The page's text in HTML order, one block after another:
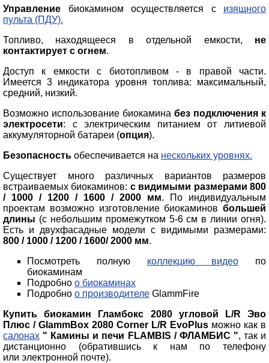
Управление биокамином осуществляется с изящного
пульта (ПДУ).
Топливо, находящееся в отдельной емкости, не
контактирует с огнем.
Доступ к емкости с биотопливом - в правой части.
Имеется 3 индикатора уровня топлива: максимальный,
средний, низкий.
Возможно использование биокамина без подключения к
электросети: с электрическим питанием от литиевой
аккумуляторной батареи (опция).
Безопасность обеспечивается на нескольких уровнях.
Существует много различных вариантов размеров
встраиваемых биокаминов: c видимыми размерами 800
/ 1000 / 1200 / 1600 / 2000 мм. По индивидуальным
проектам возможно изготовление биокаминов большей
длины (с небольшим промежутком 5-6 см в линии огня).
Есть и двухфасадные модели с видимыми размерами:
800 / 1000 / 1200 / 1600/ 2000 мм.
Посмотреть полную коллекцию видео по
биокаминам
Подробно о биокаминах
Подробно о производителе GlammFire
Купить биокамин Гламбокс 2080 угловой L/R Эво
Плюс / GlammBox 2080 Corner L/R EvoPlus можно как в
салонах " Камины и печи FLAMBIS / ФЛАМБИС ", так и
дистанционно (обратившись к нам по телефону
или электронной почте).